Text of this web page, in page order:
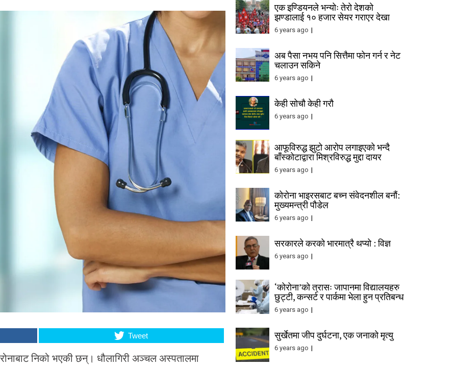
Tweet
निको भएकी छन्। धौलागिरी अञ्चल अस्पतालमा
एक इण्डियनले भन्योः तेरो देशको
झण्डालाई १० हजार सेयर गराएर देखा
6 years ago
अब पैसा नभय पनि सित्तैमा फोन गर्न र नेट
चलाउन सकिने
6 years ago
केही सोचौ केही गरौ
6 years ago
आफूविरुद्ध झुटो आरोप लगाइएको भन्दै
बाँस्कोटाद्वारा मिश्रविरुद्ध मुद्दा दायर
6 years ago
कोरोना भाइरसबाट बच्न संवेदनशील बनौं:
मुख्यमन्त्री पौडेल
6 years ago
सरकारले करको भारमात्रै थप्यो : विज्ञ
6 years ago
‘कोरोना’को त्रासः जापानमा विद्यालयहरु
छुट्टी, कन्सर्ट र पार्कमा भेला हुन प्रतिबन्ध
6 years ago
सुर्खेतमा जीप दुर्घटना, एक जनाको मृत्यु
6 years ago